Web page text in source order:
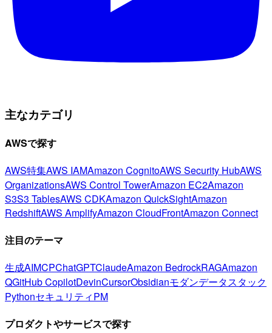
主なカテゴリ
AWSで探す
AWS特集AWS IAMAmazon CognitoAWS Security HubAWS
OrganizationsAWS Control TowerAmazon EC2Amazon
S3S3 TablesAWS CDKAmazon QuickSightAmazon
RedshiftAWS AmplifyAmazon CloudFrontAmazon Connect
注目のテーマ
生成AIMCPChatGPTClaudeAmazon BedrockRAGAmazon
QGitHub CopilotDevinCursorObsidianモダンデータスタック
PythonセキュリティPM
プロダクトやサービスで探す